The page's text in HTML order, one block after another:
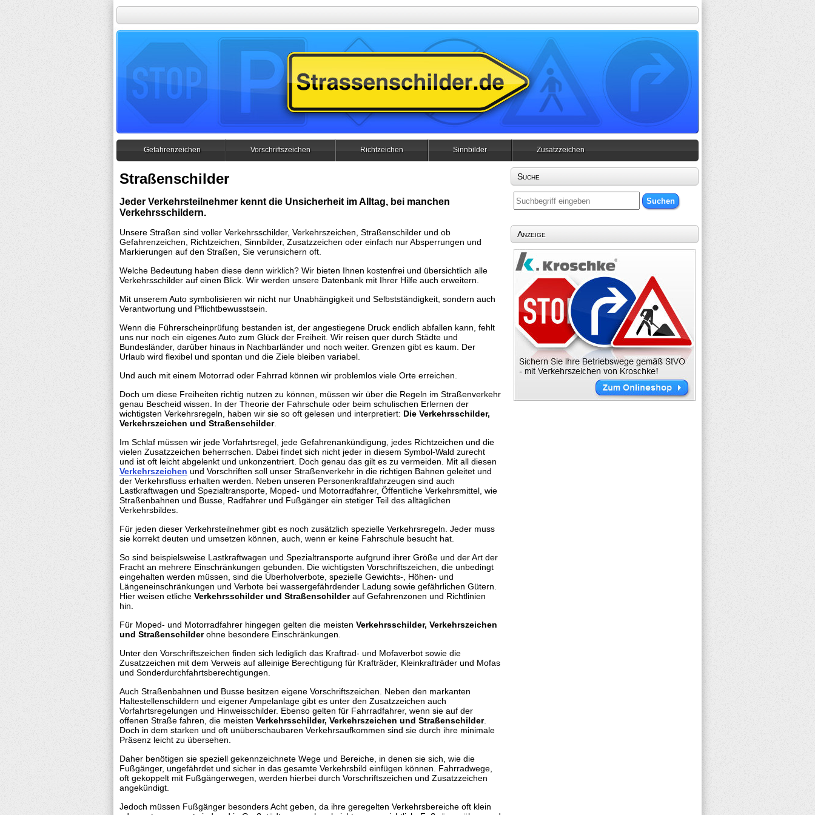
Gefahrenzeichen Vorschriftszeichen Richtzeichen Sinnbilder Zusatzzeichen
Straßenschilder
Jeder Verkehrsteilnehmer kennt die Unsicherheit im Alltag, bei manchen
Verkehrsschildern.
Unsere Straßen sind voller Verkehrsschilder, Verkehrszeichen, Straßenschilder und ob
Gefahrenzeichen, Richtzeichen, Sinnbilder, Zusatzzeichen oder einfach nur Absperrungen und
Markierungen auf den Straßen, Sie verunsichern oft.
Welche Bedeutung haben diese denn wirklich? Wir bieten Ihnen kostenfrei und übersichtlich alle
Verkehrsschilder auf einen Blick. Wir werden unsere Datenbank mit Ihrer Hilfe auch erweitern.
Mit unserem Auto symbolisieren wir nicht nur Unabhängigkeit und Selbstständigkeit, sondern auch
Verantwortung und Pflichtbewusstsein.
Wenn die Führerscheinprüfung bestanden ist, der angestiegene Druck endlich abfallen kann, fehlt
uns nur noch ein eigenes Auto zum Glück der Freiheit. Wir reisen quer durch Städte und
Bundesländer, darüber hinaus in Nachbarländer und noch weiter. Grenzen gibt es kaum. Der
Urlaub wird flexibel und spontan und die Ziele bleiben variabel.
Und auch mit einem Motorrad oder Fahrrad können wir problemlos viele Orte erreichen.
Doch um diese Freiheiten richtig nutzen zu können, müssen wir über die Regeln im Straßenverkehr
genau Bescheid wissen. In der Theorie der Fahrschule oder beim schulischen Erlernen der
wichtigsten Verkehrsregeln, haben wir sie so oft gelesen und interpretiert: Die Verkehrsschilder,
Verkehrszeichen und Straßenschilder.
Im Schlaf müssen wir jede Vorfahrtsregel, jede Gefahrenankündigung, jedes Richtzeichen und die
vielen Zusatzzeichen beherrschen. Dabei findet sich nicht jeder in diesem Symbol-Wald zurecht
und ist oft leicht abgelenkt und unkonzentriert. Doch genau das gilt es zu vermeiden. Mit all diesen
Verkehrszeichen und Vorschriften soll unser Straßenverkehr in die richtigen Bahnen geleitet und
der Verkehrsfluss erhalten werden. Neben unseren Personenkraftfahrzeugen sind auch
Lastkraftwagen und Spezialtransporte, Moped- und Motorradfahrer, Öffentliche Verkehrsmittel, wie
Straßenbahnen und Busse, Radfahrer und Fußgänger ein stetiger Teil des alltäglichen
Verkehrsbildes.
Für jeden dieser Verkehrsteilnehmer gibt es noch zusätzlich spezielle Verkehrsregeln. Jeder muss
sie korrekt deuten und umsetzen können, auch, wenn er keine Fahrschule besucht hat.
So sind beispielsweise Lastkraftwagen und Spezialtransporte aufgrund ihrer Größe und der Art der
Fracht an mehrere Einschränkungen gebunden. Die wichtigsten Vorschriftszeichen, die unbedingt
eingehalten werden müssen, sind die Überholverbote, spezielle Gewichts-, Höhen- und
Längeneinschränkungen und Verbote bei wassergefährdender Ladung sowie gefährlichen Gütern.
Hier weisen etliche Verkehrsschilder und Straßenschilderauf Gefahrenzonen und Richtlinien
hin.
Für Moped- und Motorradfahrer hingegen gelten die meisten Verkehrsschilder, Verkehrszeichen
und Straßenschilderohne besondere Einschränkungen.
Unter den Vorschriftszeichen finden sich lediglich das Kraftrad- und Mofaverbot sowie die
Zusatzzeichen mit dem Verweis auf alleinige Berechtigung für Krafträder, Kleinkrafträder und Mofas
und Sonderdurchfahrtsberechtigungen.
Auch Straßenbahnen und Busse besitzen eigene Vorschriftszeichen. Neben den markanten
Haltestellenschildern und eigener Ampelanlage gibt es unter den Zusatzzeichen auch
Vorfahrtsregelungen und Hinweisschilder. Ebenso gelten für Fahrradfahrer, wenn sie auf der
offenen Straße fahren, die meisten Verkehrsschilder, Verkehrszeichen und Straßenschilder.
Doch in dem starken und oft unüberschaubaren Verkehrsaufkommen sind sie durch ihre minimale
Präsenz leicht zu übersehen.
Daher benötigen sie speziell gekennzeichnete Wege und Bereiche, in denen sie sich, wie die
Fußgänger, ungefährdet und sicher in das gesamte Verkehrsbild einfügen können. Fahrradwege,
oft gekoppelt mit Fußgängerwegen, werden hierbei durch Vorschriftszeichen und Zusatzzeichen
angekündigt.
Jedoch müssen Fußgänger besonders Acht geben, da ihre geregelten Verkehrsbereiche oft klein
Suche
Anzeige